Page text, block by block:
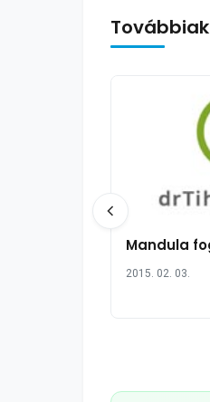
Mandula
2015. 02. 03.